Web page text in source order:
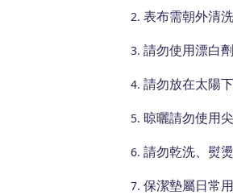
表布需朝外清洗
請勿使用漂白
請勿放在太陽下
晾曬請勿使用尖
請勿乾洗、熨燙
保潔墊屬日常